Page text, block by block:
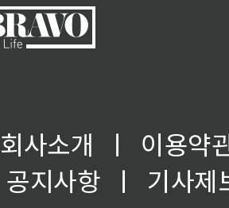
회사소개 ㅣ
이용약
공지사항
ㅣ
기사제